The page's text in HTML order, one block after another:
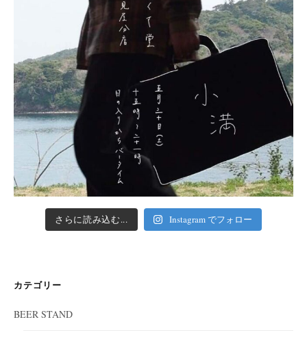
さらに読み込む... Instagram でフォロー
カテゴリー
BEER STAND